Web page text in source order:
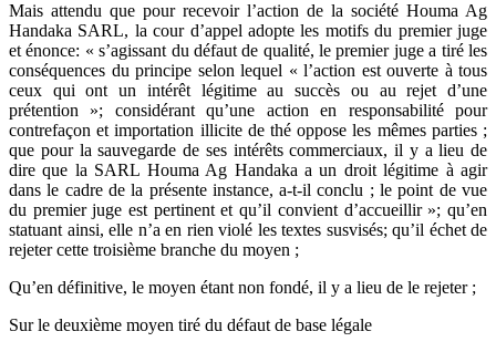
Mais attendu que pour recevoir l’action de la société Houma Ag
Handaka SARL, la cour d’appel adopte les motifs du premier juge
et énonce: « s’agissant du défaut de qualité, le premier juge a tiré les
conséquences du principe selon lequel « l’action est ouverte à tous
ceux qui ont un intérêt légitime au succès ou au rejet d’une
prétention »; considérant qu’une action en responsabilité pour
contrefaçon et importation illicite de thé oppose les mêmes parties ;
que pour la sauvegarde de ses intérêts commerciaux, il y a lieu de
dire que la SARL Houma Ag Handaka a un droit légitime à agir
dans le cadre de la présente instance, a-t-il conclu ; le point de vue
du premier juge est pertinent et qu’il convient d’accueillir »; qu’en
statuant ainsi, elle n’a en rien violé les textes susvisés; qu’il échet de
rejeter cette troisième branche du moyen ;
Qu’en définitive, le moyen étant non fondé, il y a lieu de le rejeter ;
Sur le deuxième moyen tiré du défaut de base légale